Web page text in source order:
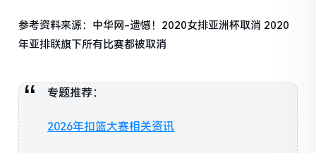
参考资料来源：中华网-遗憾！2020女排亚洲杯取消 2020
年亚排联旗下所有比赛都被取消
专题推荐：
2026年扣篮大赛相关资讯